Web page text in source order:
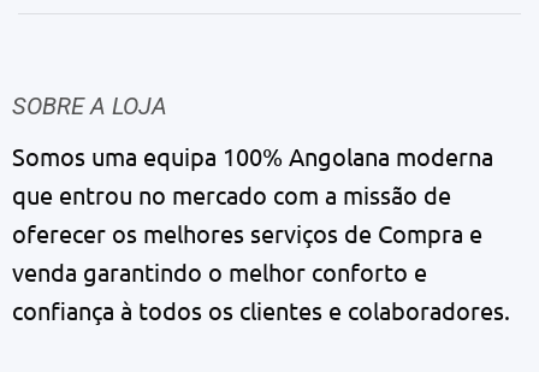
SOBRE A LOJA
Somos uma equipa 100% Angolana moderna
que entrou no mercado com a missão de
oferecer os melhores serviços de Compra e
venda garantindo o melhor conforto e
confiança à todos os clientes e colaboradores.